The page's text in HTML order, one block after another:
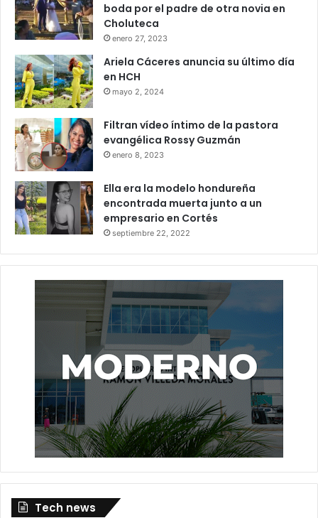
boda por el padre de otra novia en
Choluteca
enero 27, 2023
Ariela Cáceres anuncia su último día
en HCH
mayo 2, 2024
Filtran vídeo íntimo de la pastora
evangélica Rossy Guzmán
enero 8, 2023
Ella era la modelo hondureña
encontrada muerta junto a un
empresario en Cortés
septiembre 22, 2022
Tech news